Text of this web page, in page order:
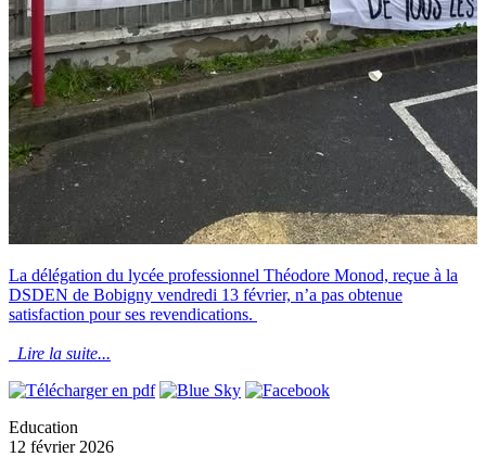
La délégation du lycée professionnel Théodore Monod, reçue à la
DSDEN de Bobigny vendredi 13 février, n’a pas obtenue
satisfaction pour ses revendications.
Lire la suite...
Education
12 février 2026